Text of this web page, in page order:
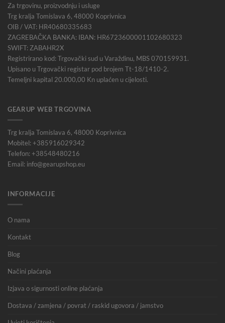
Za trgovinu, proizvodnju i usluge
Trg kralja Tomislava 6, 48000 Koprivnica
OIB / VAT: HR40680335683
ZAGREBAČKA BANKA: IBAN: HR6723600001102680323
SWIFT: ZABAHR2X
Registrirano kod: Trgovački sud u Varaždinu, MBS 070159931.
Upisano u Trgovački registar pod brojem Tt-18/1410-2.
Temeljni kapital 20.000,00 Kn uplaćen u cijelosti.
GEARUP WEB TRGOVINA
Trg kralja Tomislava 6, 48000 Koprivnica
Mobitel: +385916029342
Telefon: +38548480216
Email: info@gearupshop.eu
INFORMACIJE
O nama
Kontakt
Blog
Načini plaćanja
Izjava o sigurnosti online plaćanja
Dostava / zamjena / povrat / raskid ugovora / jamstvo